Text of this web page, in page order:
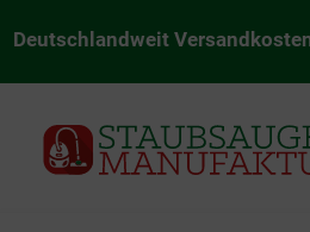
Deutschlandweit
staubsaugermanufaktur